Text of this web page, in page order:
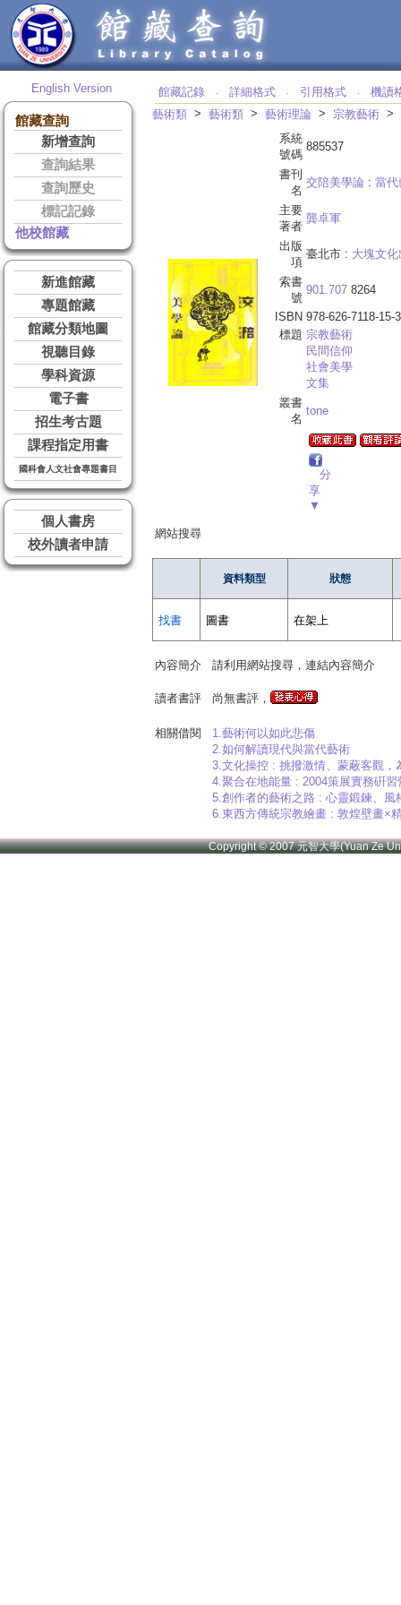
English Version
館藏查詢
新增查詢
查詢結果
查詢歷史
標記記錄
他校館藏
新進館藏
專題館藏
館藏分類地圖
視聽目錄
學科資源
電子書
招生考古題
課程指定用書
國科會人文社會專題書目
個人書房
校外讀者申請
館藏記錄 ‧ 詳細格式 ‧ 引用格式 ‧
機讀
藝術類 > 藝術類 > 藝術理論 > 宗教藝術 >
系統
號碼
885537
書刊
名
交陪美學論 : 當代
主要
著者
龔卓軍
出版
項
臺北市 : 大塊文
索書
號
901.707 8264
ISBN 978-626-7118-15-3
標題 宗教藝術
民間信仰
社會美學
文集
叢書
名
tone
分
享
▼
網站搜尋
資料類型 狀態
找書 圖書 在架上
內容簡介 請利用網站搜尋，連結內容簡介
讀者書評 尚無書評，
相關借閱
1.藝術何以如此悲傷
2.如何解讀現代與當代藝術
3.文化操控 : 挑撥激情、蒙蔽客觀
4.聚合在地能量 : 2004策展實務硏
5.創作者的藝術之路 : 心靈鍛鍊、
6.東西方傳統宗教繪畫 : 敦煌壁畫×
Copyright © 2007 元智大學(Yuan Ze